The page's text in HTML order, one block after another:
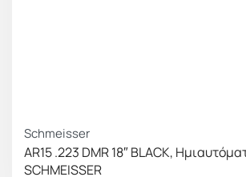
Schmeisser
AR15 .223 DMR 18″ BLACK,
SCHMEISSER